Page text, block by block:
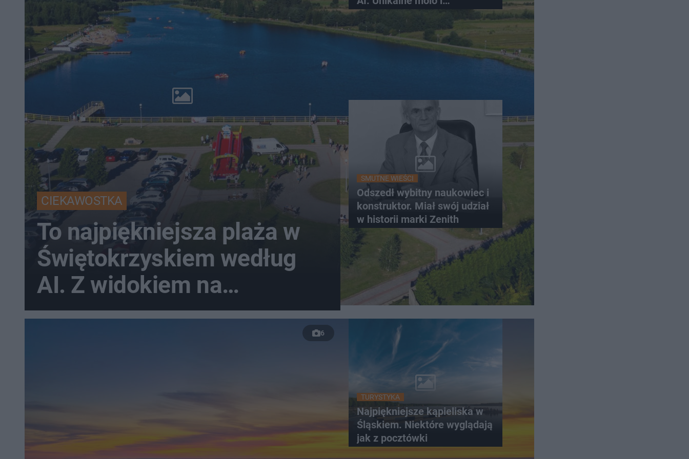
CIEKAWOSTKA
To najpiękniejsza plaża w
Świętokrzyskiem według
AI. Z widokiem na
najwyższy szczyt Gór
6
promenada
SMUTNE WIEŚCI
Odszedł wybitny naukowiec i
konstruktor. Miał swój udział
w historii marki Zenith
TURYSTYKA
Najpiękniejsze kąpieliska w
Śląskiem. Niektóre wyglądają
jak z pocztówki